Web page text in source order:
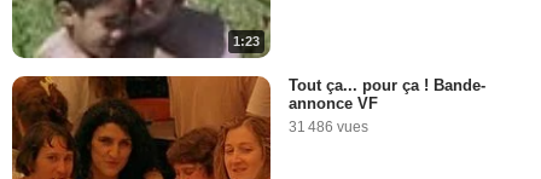
1:23
Tout ça... pour ça ! Bande-
annonce VF
31 486 vues